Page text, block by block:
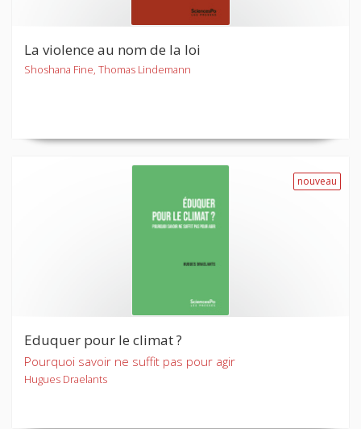
La violence au nom de la loi
Shoshana Fine, Thomas Lindemann
nouveau
Eduquer pour le climat ?
Pourquoi savoir ne suffit pas pour agir
Hugues Draelants